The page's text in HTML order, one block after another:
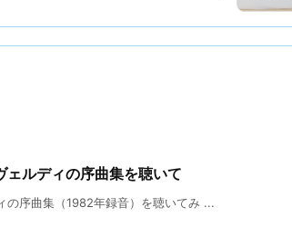
ェルディの序曲集を聴いて
の序曲集（1982年録音）を聴いてみ ...